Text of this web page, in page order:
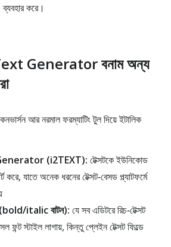
করে।
Generator বনাম অন্য
আর নরমাল ফরম্যাটিং টুল দিয়ে ইটালিক
(i2TEXT): টেক্সটকে ইউনিকোড
করে, যাতে অনেক ধরনের টেক্সট‑বেসড প্ল্যাটফর্মে
(bold/italic বাটন): যে সব এডিটরে রিচ‑টেক্সট
ফন্ট স্টাইল লাগায়, কিন্তু প্লেইন টেক্সট ফিল্ডে